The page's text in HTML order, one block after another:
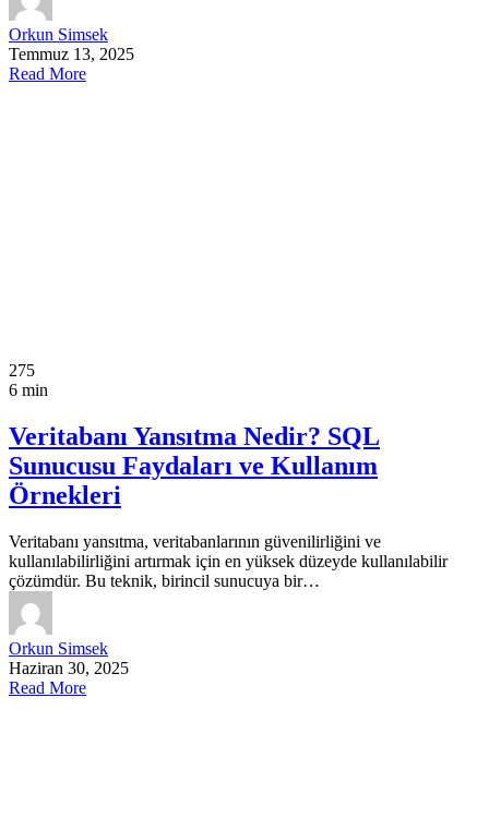
Orkun Simsek
Temmuz 13, 2025
Read More
275
6 min
Veritabanı Yansıtma Nedir? SQL
Sunucusu Faydaları ve Kullanım
Örnekleri
Veritabanı yansıtma, veritabanlarının güvenilirliğini ve
kullanılabilirliğini artırmak için en yüksek düzeyde kullanılabilir
çözümdür. Bu teknik, birincil sunucuya bir…
Orkun Simsek
Haziran 30, 2025
Read More